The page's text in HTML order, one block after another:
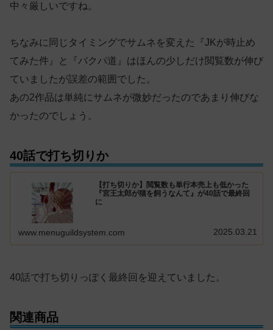
中々厳しいですね。
ちなみに同じタイミングでサムネを変えた『JKが時止め
てみた件』と『バクパ道』はほんの少しだけ閲覧数が伸び
ていましたが誤差の範囲でした。
あの2作品は単純にサムネが微妙だったのであまり伸びな
かったのでしょう。
40話で打ち切りか
【打ち切りか】閲覧数も単行本売上も低かった
『宮王太郎が猫を飼うなんて』が40話で最終回
に
www.menuguildsystem.com 2025.03.21
40話で打ち切りっぽく最終回を迎えていました。
関連商品